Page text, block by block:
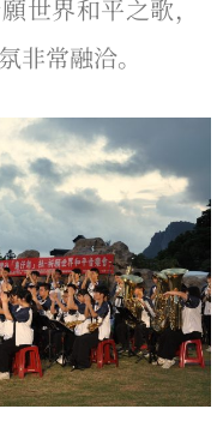
世界和平之歌，
非常融洽。